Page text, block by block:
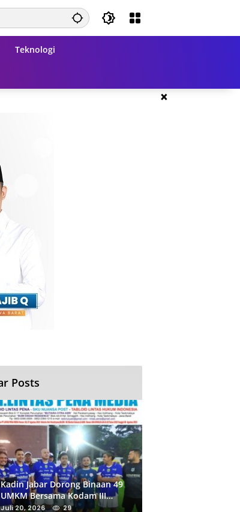
Teknologi
×
Posts
Kadin Jabar Dorong Binaan 49
UMKM Bersama Kodam III
Siliwangi Sambil Nobar Final
Juli 20, 2026 29